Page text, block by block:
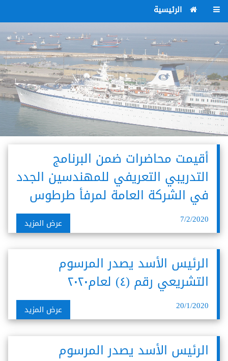
الرئيسية
أقيمت محاضرات ضمن البرنامج
التدريبي التعريفي للمهندسين الجدد
في الشركة العامة لمرفأ طرطوس
7/2/2020 عرض المزيد
الرئيس الأسد يصدر المرسوم
التشريعي رقم (٤) لعام٢٠٢٠
20/1/2020 عرض المزيد
الرئيس الأسد يصدر المرسوم